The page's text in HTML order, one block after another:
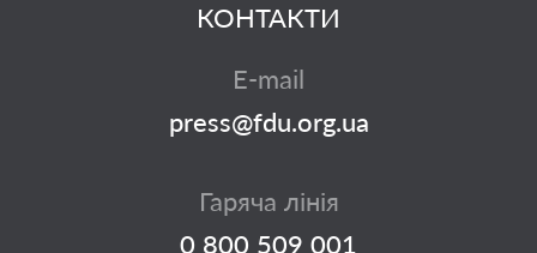
КОНТАКТИ
E-mail
press@fdu.org.ua
Гаряча лінія
0 800 509 001